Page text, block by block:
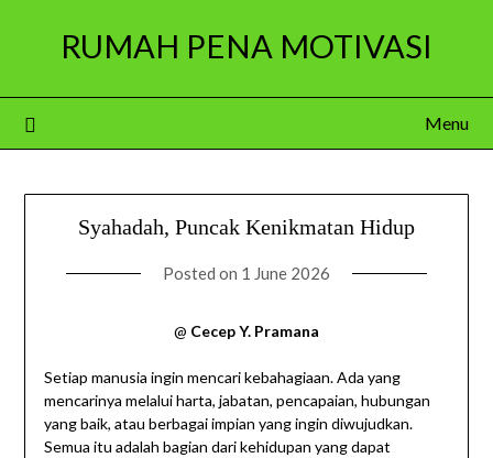
RUMAH PENA MOTIVASI
Menu
Syahadah, Puncak Kenikmatan Hidup
Posted on 1 June 2026
@ Cecep Y. Pramana
Setiap manusia ingin mencari kebahagiaan. Ada yang
mencarinya melalui harta, jabatan, pencapaian, hubungan
yang baik, atau berbagai impian yang ingin diwujudkan.
Semua itu adalah bagian dari kehidupan yang dapat